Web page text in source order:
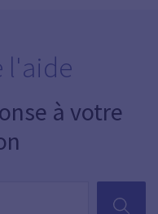
l'aide
à votre